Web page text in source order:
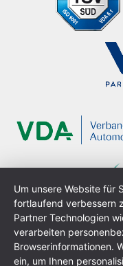
Um unsere Website für
fortlaufend verbessern
Partner Technologien
verarbeiten
Browserinformationen.
ein, um Ihnen